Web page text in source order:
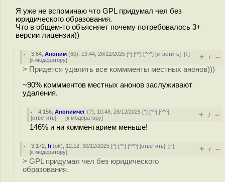
Я уже не вспоминаю что GPL придумал чел без
юридического образования.
Что в общем-то объясняет почему потребовалось 3+
версии лицензии))
3.64 ,Аноним (60), 13:44, 26/12/2025 [^] [^^] [^^^] [ответить][↓]
[к модератору] + / –
> Придется удалить все коммменты местных анонов)))
~90% коммментов местных анонов заслуживают
удаления.
4.156 ,Анонимчег (?), 10:48, 28/12/2025 [^] [^^] [^^^]
[ответить] [к модератору] + / –
146% и ни комментарием меньше!
3.172 ,fi (ok), 12:12, 30/12/2025 [^] [^^] [^^^] [ответить][↑]
[к модератору] + / –
> GPL придумал чел без юридического
образования.